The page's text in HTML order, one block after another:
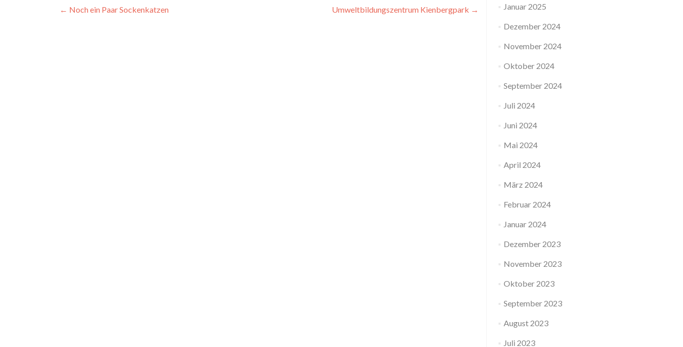
Artikel-
← Noch ein Paar Sockenkatzen Umweltbildungszentrum Kienbergpark → Januar 2025
Dezember 2024
November 2024
Oktober 2024
September 2024
Juli 2024
Juni 2024
Mai 2024
April 2024
März 2024
Februar 2024
Januar 2024
Dezember 2023
November 2023
Oktober 2023
September 2023
August 2023
Juli 2023